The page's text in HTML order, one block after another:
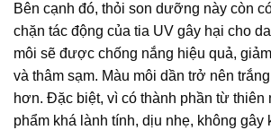
Bên cạnh đó, thỏi son dưỡng này còn
chặn tác động của tia UV gây hại cho
môi sẽ được chống nắng hiệu quả,
và thâm sạm. Màu môi dần trở nên
hơn. Đặc biệt, vì có thành phần từ thiên
phẩm khá lành tính, dịu nhẹ, không gây